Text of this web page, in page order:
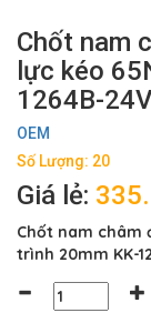
Chốt nam
lực kéo
1264B-
OEM
Số Lượng: 20
Giá lẻ:
Chốt nam châm
trình 20mm KK-